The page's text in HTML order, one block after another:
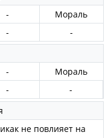
-
Мораль
-
-
-
Мораль
-
-
не повлияет на